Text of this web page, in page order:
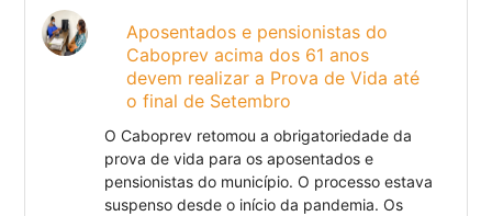
Aposentados e pensionistas do
Caboprev acima dos 61 anos
devem realizar a Prova de Vida até
o final de Setembro
O Caboprev retomou a obrigatoriedade da
prova de vida para os aposentados e
pensionistas do município. O processo estava
suspenso desde o início da pandemia. Os